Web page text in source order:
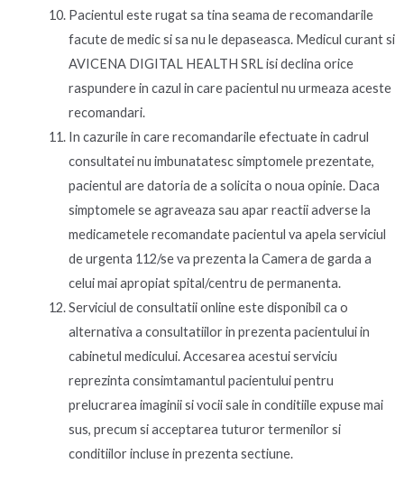
Pacientul este rugat sa tina seama de recomandarile
facute de medic si sa nu le depaseasca. Medicul curant si
AVICENA DIGITAL HEALTH SRL isi declina orice
raspundere in cazul in care pacientul nu urmeaza aceste
recomandari.
In cazurile in care recomandarile efectuate in cadrul
consultatei nu imbunatatesc simptomele prezentate,
pacientul are datoria de a solicita o noua opinie. Daca
simptomele se agraveaza sau apar reactii adverse la
medicametele recomandate pacientul va apela serviciul
de urgenta 112/se va prezenta la Camera de garda a
celui mai apropiat spital/centru de permanenta.
Serviciul de consultatii online este disponibil ca o
alternativa a consultatiilor in prezenta pacientului in
cabinetul medicului. Accesarea acestui serviciu
reprezinta consimtamantul pacientului pentru
prelucrarea imaginii si vocii sale in conditiile expuse mai
sus, precum si acceptarea tuturor termenilor si
conditiilor incluse in prezenta sectiune.